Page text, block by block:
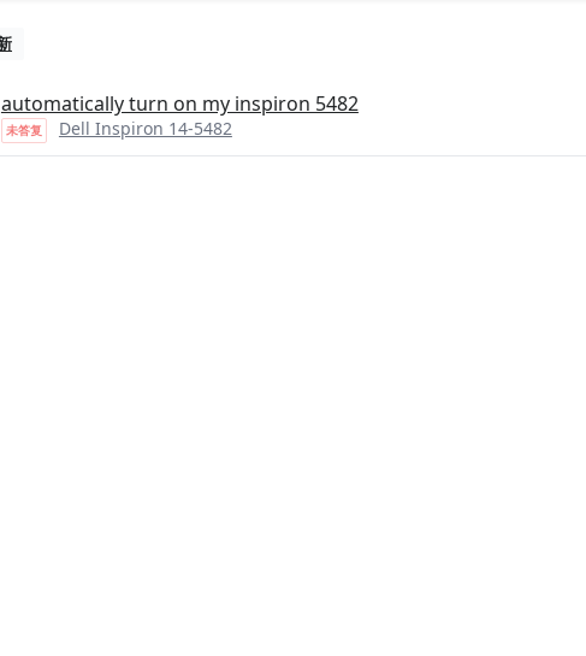
automatically turn on my inspiron 5482
未答复 Dell Inspiron 14-5482